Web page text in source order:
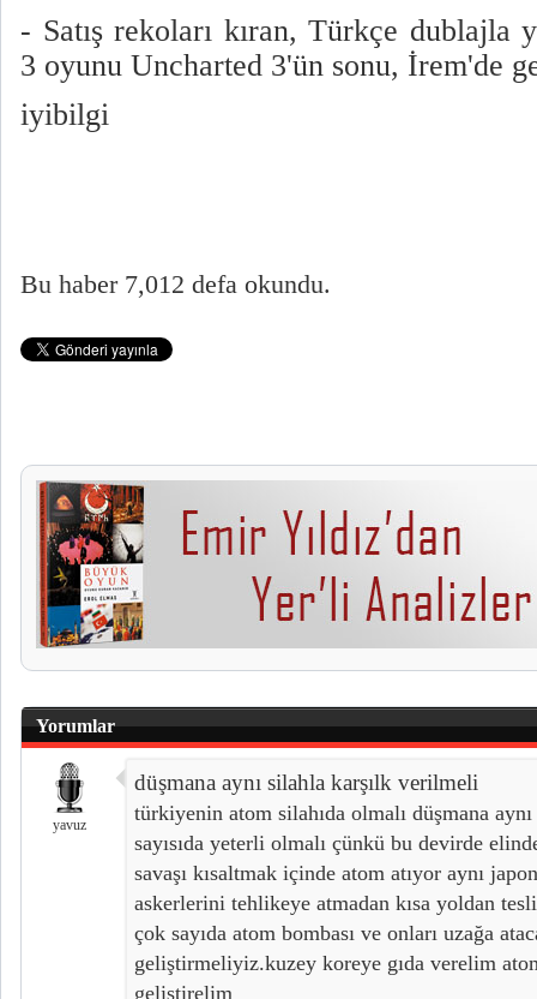
- Satış rekoları kıran, Türkçe dublajla
3 oyunu Uncharted 3'ün sonu, İrem'de
iyibilgi
Bu haber 7,012 defa okundu.
Yorumlar
yavuz
düşmana aynı silahla karşılk verilmeli
türkiyenin atom silahıda olmalı düşmana
sayısıda yeterli olmalı çünkü bu devirde
savaşı kısaltmak içinde atom atıyor aynı
askerlerini tehlikeye atmadan kısa yoldan
çok sayıda atom bombası ve onları uzağa
geliştirmeliyiz.kuzey koreye gıda verelim
geliştirelim